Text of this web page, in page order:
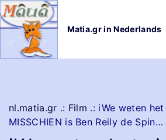
G
a
Matia.gr in Nederlands
nl.matia.gr .: Film .: iWe weten
MISSCHIEN is Ben Reily de Spin…